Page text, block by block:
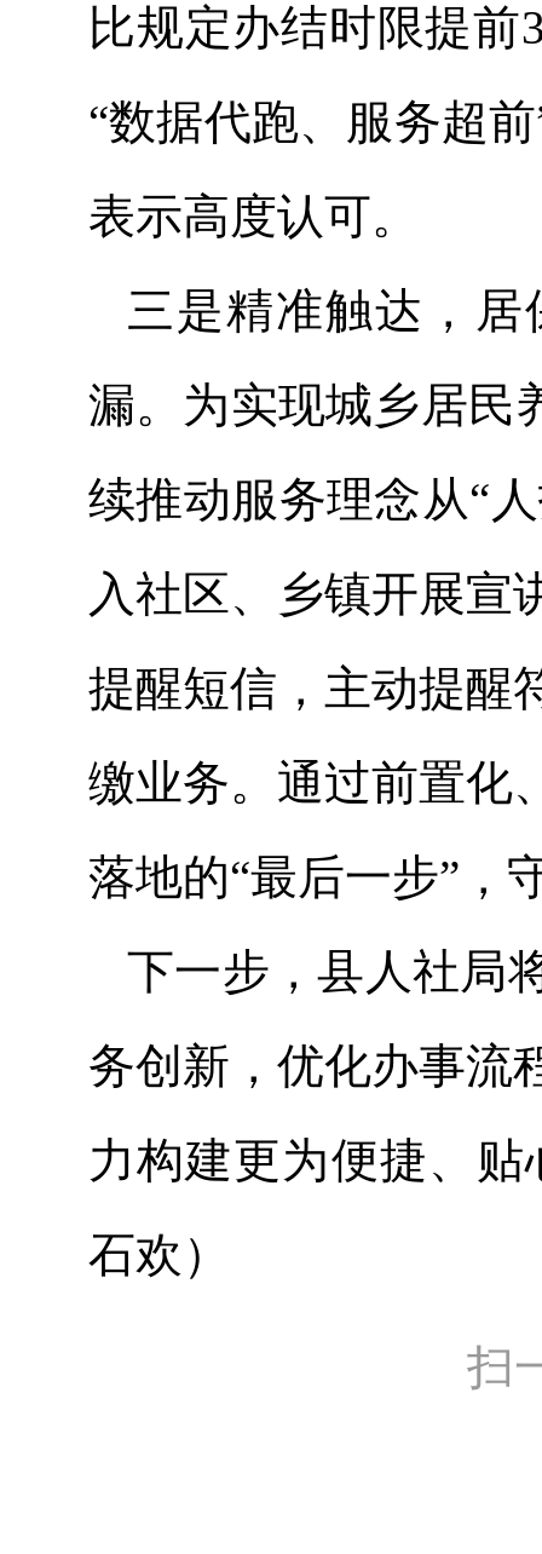
比规定办结时限提
“数据代跑、服务超
表示高度认可。
三是精准触达，
漏。为实现城乡居民
续推动服务理念从“
入社区、乡镇开展宣
提醒短信，主动提醒
缴业务。通过前置化
落地的“最后一步”，
下一步，县人社局
务创新，优化办事流
力构建更为便捷、
石欢）
扫